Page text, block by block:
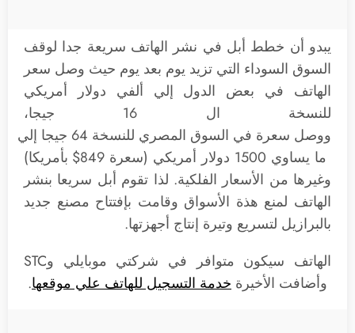
يبدو أن خطط أبل في نشر الهاتف سريعة جدا لوقف
السوق السوداء التي تزيد يوم بعد يوم حيث وصل سعر
الهاتف في بعض الدول إلي ألفي دولار أمريكي
للنسخة ال 16 جيجا،
ووصل سعرة في السوق المصري للنسخة 64 جيجا إلي
ما يساوي 1500 دولار أمريكي (سعرة 849$ بأمريكا)
وغيرها من الأسعار الفلكية. لذا تقوم أبل سريعا بنشر
الهاتف لمنع هذة الأسواق وقامت بإفتتاح مصنع جديد
بالبرازيل لتسريع وتيرة إنتاج أجهزتها.
الهاتف سيكون متوافر في شركتي موبايلي وSTC
وأضافت الأخيرة خدمة التسجيل للهاتف علي موقعها.